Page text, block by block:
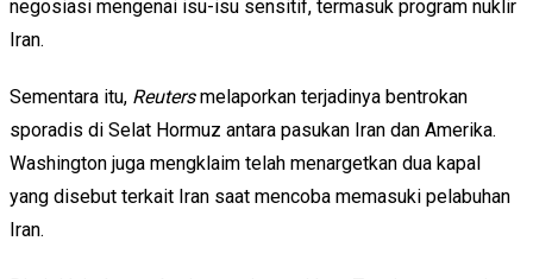
negosiasi mengenai isu-isu sensitif, termasuk program nuklir
Iran.
Sementara itu, Reutersmelaporkan terjadinya bentrokan
sporadis di Selat Hormuz antara pasukan Iran dan Amerika.
Washington juga mengklaim telah menargetkan dua kapal
yang disebut terkait Iran saat mencoba memasuki pelabuhan
Iran.